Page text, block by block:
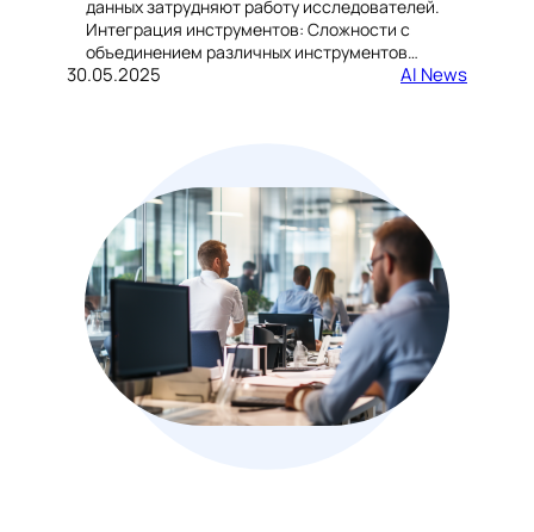
данных затрудняют работу исследователей.
Интеграция инструментов: Сложности с
объединением различных инструментов…
30.05.2025 AI News